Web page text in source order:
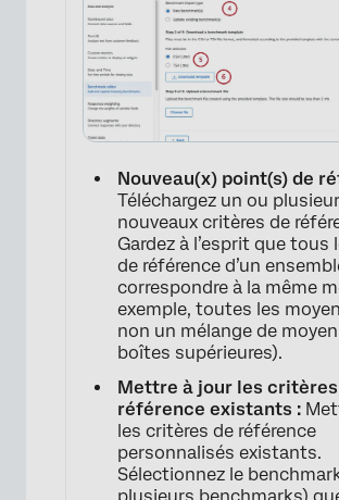
Nouveau(x) point(s) de
Téléchargez un ou
nouveaux critères de
Gardez à l’esprit que tous
de référence d’un
correspondre à la même
exemple, toutes les
non un mélange de
boîtes supérieures).
Mettre à jour les critères
référence existants :
les critères de référence
personnalisés existants.
Sélectionnez le